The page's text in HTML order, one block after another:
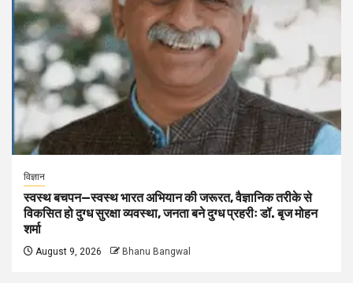
विज्ञान
स्वस्थ बचपन—स्वस्थ भारत अभियान की जरूरत, वैज्ञानिक तरीके से
विकसित हो दुग्ध सुरक्षा व्यवस्था, जनता बने दुग्ध प्रहरीः डॉ. बृज मोहन
शर्मा
August 9, 2026 Bhanu Bangwal